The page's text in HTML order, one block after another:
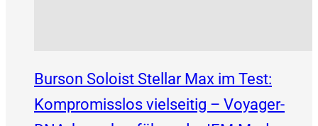
Burson Soloist Stellar Max im Test:
Kompromisslos vielseitig – Voyager-